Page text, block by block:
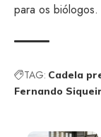
para os biólogos.
TAG: Cadela
Fernando